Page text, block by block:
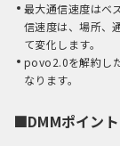
最大通信速度はベ
信速度は、場所、
て変化します。
povo2.0を解約し
なります。
■DMMポイン